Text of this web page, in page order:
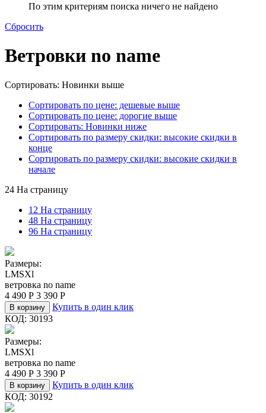
По этим критериям поиска ничего не найдено
Сбросить
Ветровки no name
Сортировать: Новинки выше
Сортировать по цене: дешевые выше
Сортировать по цене: дорогие выше
Сортировать: Новинки ниже
Сортировать по размеру скидки: высокие скидки в
конце
Сортировать по размеру скидки: высокие скидки в
начале
24 На страницу
12 На страницу
48 На страницу
96 На страницу
Размеры:
LMSXl
ветровка no name
4 490 Р 3 390 Р
В корзину
Купить в один клик
КОД: 30193
Размеры:
LMSXl
ветровка no name
4 490 Р 3 390 Р
В корзину
Купить в один клик
КОД: 30192